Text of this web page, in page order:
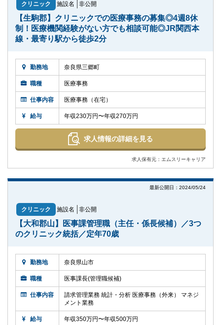
クリニック 施設名 非公開
【生駒郡】クリニックでの医療事務の募集◎4週8休
制！医療機関経験がない方でも相談可能◎JR関西本
線・最寄り駅から徒歩2分
勤務地 奈良県三郷町
職種 医療事務
仕事内容 医療事務（在宅）
給与 年収230万円〜年収270万円
求人情報の詳細を見る
求人保有元：エムスリーキャリア
最新公開日：2024/05/24
クリニック 施設名 非公開
【大和郡山】医事課管理職（主任・係長候補）／3つ
のクリニック統括／定年70歳
勤務地 奈良県山市
職種 医事課長(管理職候補)
仕事内容
請求管理業務 統計・分析 医療事務（外来） マネジ
メント業務
給与 年収350万円〜年収500万円